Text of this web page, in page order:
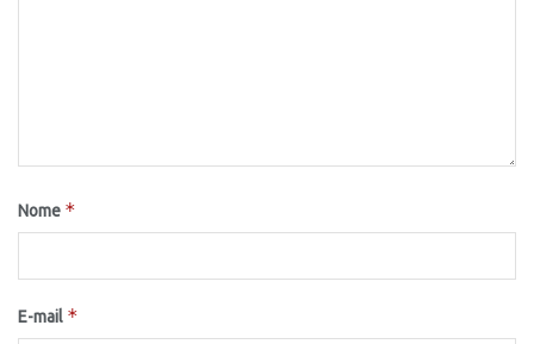
Nome *
E-mail *